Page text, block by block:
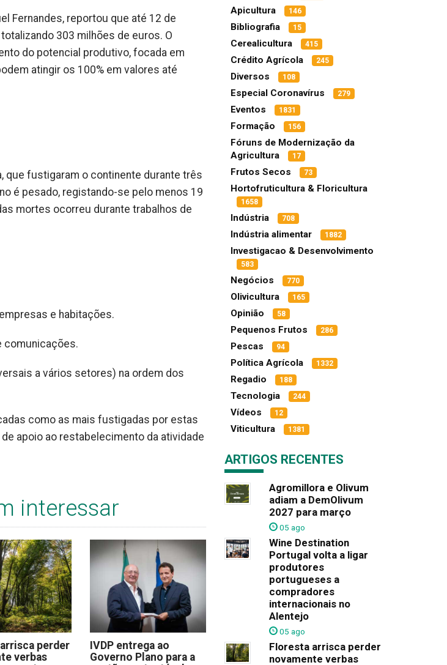
Fernandes, reportou que até 12 de
303 milhões de euros. O
do potencial produtivo, focada em
atingir os 100% em valores até
que fustigaram o continente durante três
é pesado, registando-se pelo menos 19
mortes ocorreu durante trabalhos de
e habitações.
comunicações.
a vários setores) na ordem dos
como as mais fustigadas por estas
apoio ao restabelecimento da atividade
interessar
perder
verbas
IVDP entrega ao
Governo Plano para a
Apicultura 146
Bibliografia 15
Cerealicultura 415
Crédito Agrícola 245
Diversos 108
Especial Coronavírus 279
Eventos 1831
Formação 156
Fóruns de Modernização da
Agricultura
17
Frutos Secos 73
Hortofruticultura & Floricultura
1658
Indústria 708
Indústria alimentar 1882
Investigacao & Desenvolvimento
583
Negócios 770
Olivicultura 165
Opinião 58
Pequenos Frutos 286
Pescas 94
Política Agrícola 1332
Regadio 188
Tecnologia 244
Vídeos 12
Viticultura 1381
ARTIGOS RECENTES
Agromillora e Olivum
adiam a DemOlivum
2027 para março
05 ago
Wine Destination
Portugal volta a ligar
produtores
portugueses a
compradores
internacionais no
Alentejo
05 ago
Floresta arrisca perder
novamente verbas